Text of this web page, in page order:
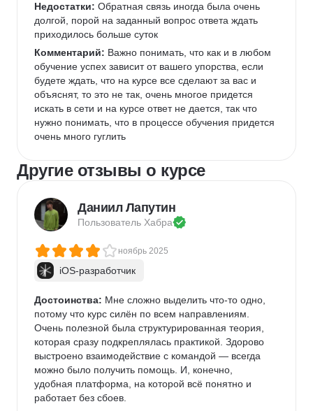
Недостатки: Обратная связь иногда была очень
долгой, порой на заданный вопрос ответа ждать
приходилось больше суток
Комментарий: Важно понимать, что как и в любом
обучение успех зависит от вашего упорства, если
будете ждать, что на курсе все сделают за вас и
объяснят, то это не так, очень многое придется
искать в сети и на курсе ответ не дается, так что
нужно понимать, что в процессе обучения придется
очень много гуглить
Другие отзывы о курсе
Даниил Лапутин
Пользователь Хабра
ноябрь 2025
iOS-разработчик
Достоинства: Мне сложно выделить что-то одно,
потому что курс силён по всем направлениям.
Очень полезной была структурированная теория,
которая сразу подкреплялась практикой. Здорово
выстроено взаимодействие с командой — всегда
можно было получить помощь. И, конечно,
удобная платформа, на которой всё понятно и
работает без сбоев.